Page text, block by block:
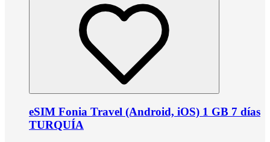
eSIM Fonia Travel (Android, iOS) 1 GB 7 días
TURQUÍA